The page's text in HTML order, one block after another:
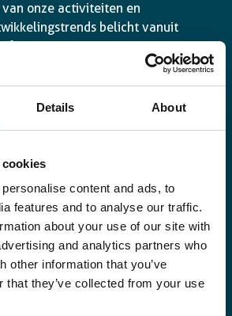
Details About
content and ads, to
features and to analyse our traffic.
about your use of our site with
and analytics partners who
other information that you’ve
that they’ve collected from your use
onze activiteiten en
belicht vanuit
me in. (Vereist)